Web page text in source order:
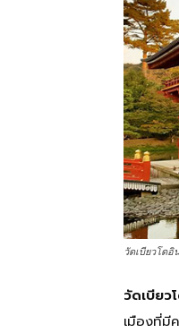
วัดเบียวโดอิ
วัดเบีย
เมืองที่มี